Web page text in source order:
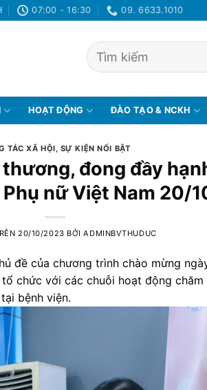
07:00 - 16:30 09. 6633.1010
HOẠT ĐỘNG ĐÀO TẠO & NCKH
TÁC XÃ HỘI, SỰ KIỆN NỔI BẬT
đong đầy
nữ Việt Nam 20/
20/10/2023 BỞIADMINBVTHUDUC
đề của chương trình chào mừng
chức với các chuỗi hoạt động
bệnh viện.